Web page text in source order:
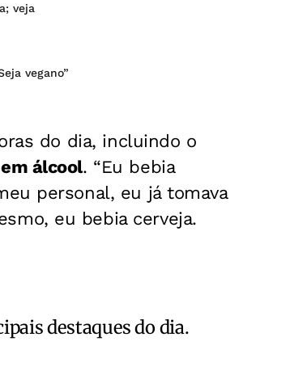
veja
vegano”
do dia, incluindo o
álcool. “Eu bebia
personal, eu já tomava
eu bebia cerveja.
destaques do dia.